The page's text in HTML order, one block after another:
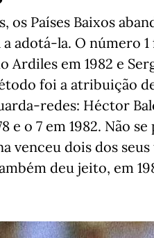
os Países Baixos
adotá-la. O número
Ardiles em 1982 e
foi a atribuição
redes: Héctor
e o 7 em 1982. Não
venceu dois dos
deu jeito, em